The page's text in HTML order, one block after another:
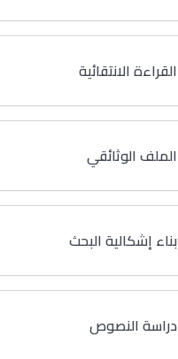
القراءة الانتقائية
الملف الوثائقي
بناء إشكالية البحث
دراسة النصوص